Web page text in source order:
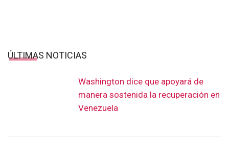
ÚLTIMAS NOTICIAS
Washington dice que apoyará de
manera sostenida la recuperación en
Venezuela